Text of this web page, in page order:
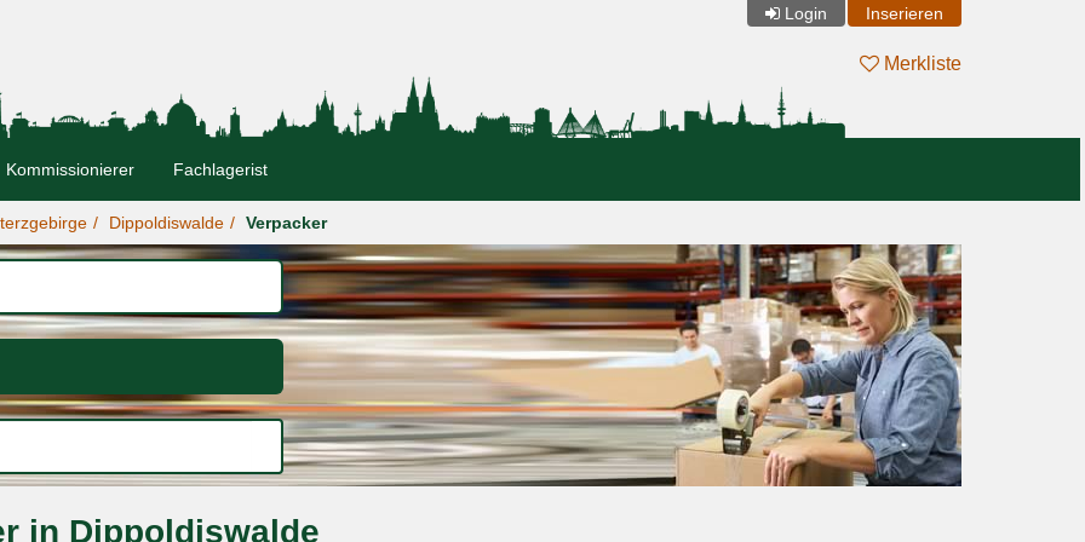
Login Inserieren
Merkliste
Kommissionierer Fachlagerist
Dippoldiswalde Verpacker
in Dippoldiswalde